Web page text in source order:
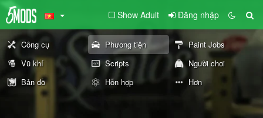
Show Adult Đăng nhập
Công cụ Phương tiện
Paint Jobs
Vũ khí
Scripts
Người chơi
Bản đồ
Hỗn hợp Hơn